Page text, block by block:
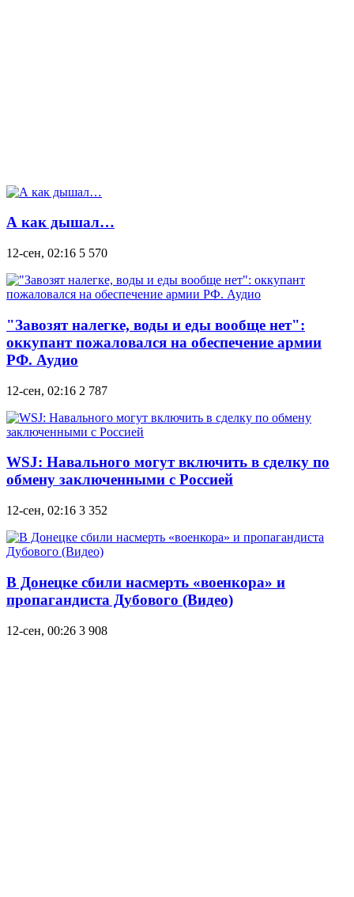
А как дышал…
12-сен, 02:16 5 570
"Завозят налегке, воды и еды вообще нет":
оккупант пожаловался на обеспечение армии
РФ. Аудио
12-сен, 02:16 2 787
WSJ: Навального могут включить в сделку по
обмену заключенными с Россией
12-сен, 02:16 3 352
В Донецке сбили насмерть «военкора» и
пропагандиста Дубового (Видео)
12-сен, 00:26 3 908